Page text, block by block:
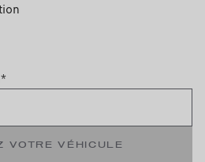
*
VOTRE VÉHICULE